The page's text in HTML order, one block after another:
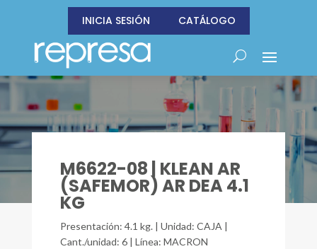
INICIA SESIÓN CATÁLOGO
M6622-08 | KLEAN AR
(SAFEMOR) AR DEA 4.1
KG
Presentación: 4.1 kg. | Unidad: CAJA |
Cant./unidad: 6 | Línea: MACRON